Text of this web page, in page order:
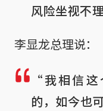
风险坐视不
李显龙总理说：
“我相信
的，如今也